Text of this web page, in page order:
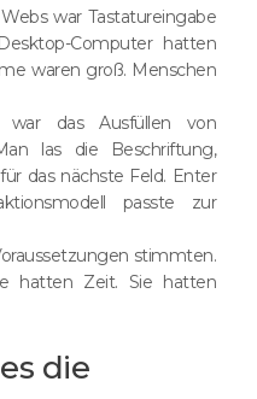
war Tastatureingabe
Computer hatten
waren groß. Menschen
war das Ausfüllen von
las die Beschriftung,
das nächste Feld. Enter
passte zur
stimmten.
hatten Zeit. Sie hatten
die